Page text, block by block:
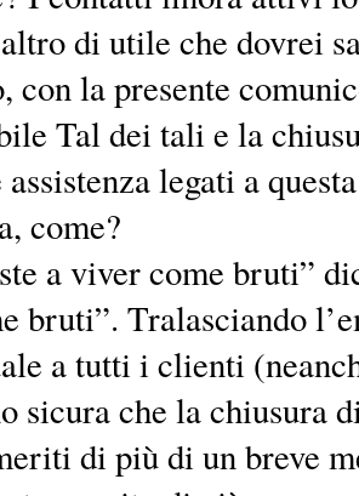
di utile che dovrei
con la presente
Tal dei tali e la
assistenza legati a
come?
a viver come bruti”
bruti”. Tralasciando
a tutti i clienti
sicura che la chiusura
di più di un breve